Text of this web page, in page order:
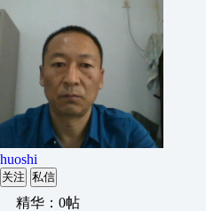
huoshi
关注 私信
精华：0帖